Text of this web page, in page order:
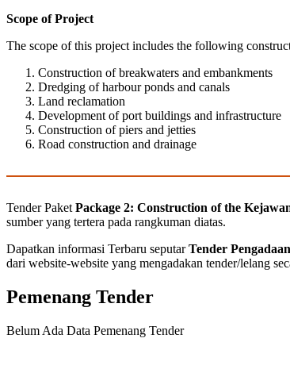
Scope of Project
The scope of this project includes the following
Construction of breakwaters and embankments
Dredging of harbour ponds and canals
Land reclamation
Development of port buildings and infrastructure
Construction of piers and jetties
Road construction and drainage
Tender Paket Package 2: Construction of the
sumber yang tertera pada rangkuman diatas.
Dapatkan informasi Terbaru seputarTender
dari website-website yang mengadakan tender/lelang
Pemenang Tender
Belum Ada Data Pemenang Tender